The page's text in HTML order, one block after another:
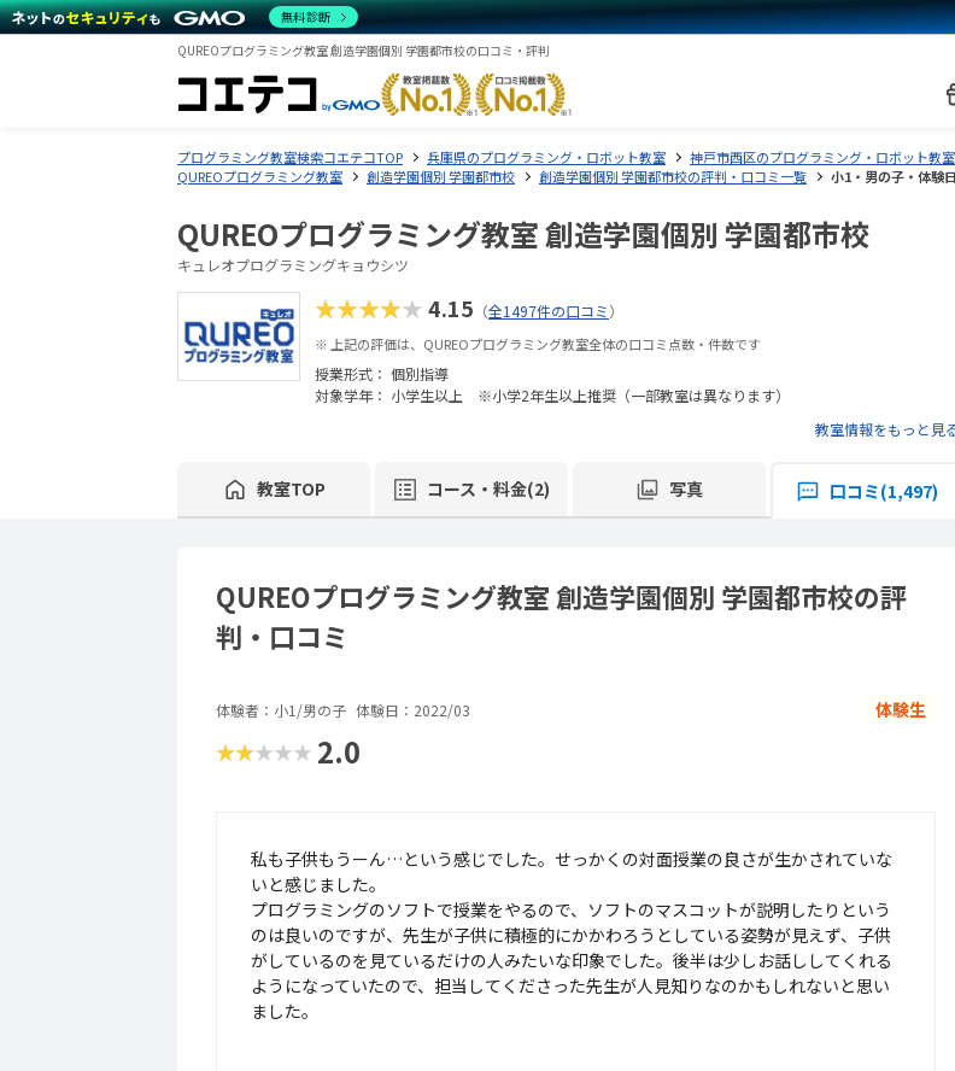
QUREOプログラミング教室 創造学園個別 学園都市校の口コミ・評判
プログラミング教室検索コエテコTOP 兵庫県のプログラミング・ロボット教室 神戸市西区のプログラミング・ロボット教室
QUREOプログラミング教室
創造学園個別 学園都市校 創造学園個別 学園都市校の評判・口コミ一覧 小1・男の子・体験
QUREOプログラミング教室 創造学園個別 学園都市校
キュレオプログラミングキョウシツ
★★★★★4.15 （全1497件の口コミ）
※ 上記の評価は、QUREOプログラミング教室全体の口コミ点数・件数です
授業形式： 個別指導
対象学年： 小学生以上 ※小学2年生以上推奨（一部教室は異なります）
教室情報をもっと見
教室TOP コース・料金(2) 写真 口コミ(1,497)
QUREOプログラミング教室 創造学園個別 学園都市校の評
判・口コミ
体験者：小1/男の子 体験日：2022/03 体験生
★★★★★ 2.0
私も子供もうーん…という感じでした。せっかくの対面授業の良さが生かされていな
いと感じました。
プログラミングのソフトで授業をやるので、ソフトのマスコットが説明したりという
のは良いのですが、先生が子供に積極的にかかわろうとしている姿勢が見えず、子供
がしているのを見ているだけの人みたいな印象でした。後半は少しお話ししてくれる
ようになっていたので、担当してくださった先生が人見知りなのかもしれないと思い
ました。
無料診断